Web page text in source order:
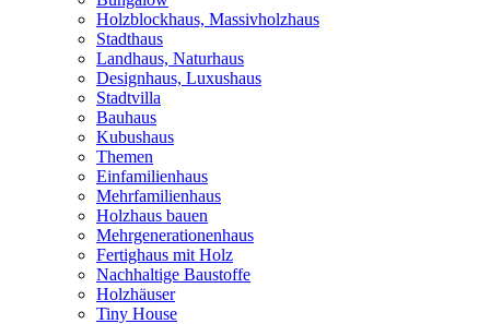
Holzblockhaus, Massivholzhaus
Stadthaus
Landhaus, Naturhaus
Designhaus, Luxushaus
Stadtvilla
Bauhaus
Kubushaus
Themen
Einfamilienhaus
Mehrfamilienhaus
Holzhaus bauen
Mehrgenerationenhaus
Fertighaus mit Holz
Nachhaltige Baustoffe
Holzhäuser
Tiny House